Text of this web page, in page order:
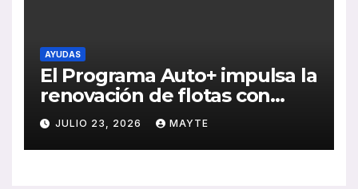
AYUDAS
El Programa Auto+ impulsa la
renovación de flotas con
ayudas a vehículos eléctricos
ligeros
JULIO 23, 2026 MAYTE